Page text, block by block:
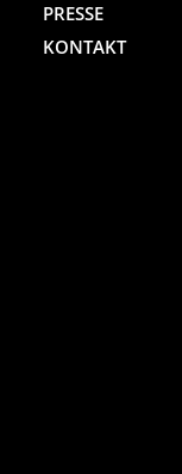
PRESSE
KONTAKT